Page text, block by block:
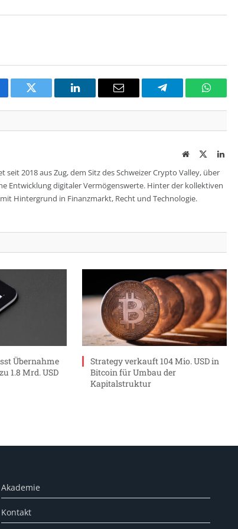
Twitter LinkedIn Email Telegram
WebsiteTwitter
2018 aus Zug, dem Sitz des Schweizer Crypto Valley, über
Entwicklung digitaler Vermögenswerte. Hinter der kollektiven
Hintergrund in Finanzmarkt, Recht und Technologie.
Übernahme
1.8 Mrd. USD
Strategy verkauft 104 Mio. USD in
Bitcoin für Umbau der
Kapitalstruktur
Akademie
Kontakt